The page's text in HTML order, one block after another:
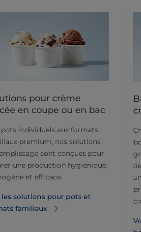
pour crème
en coupe ou en bac
pots individuels aux formats
premium, nos solutions
sont conçues pour
une production hygiénique,
et efficace.
les solutions pour pots et
familiaux